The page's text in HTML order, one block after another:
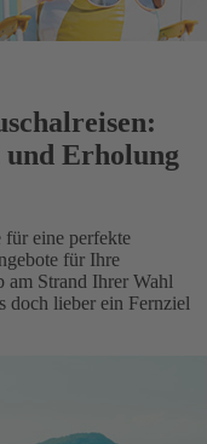
und Erholung
eine perfekte
für Ihre
am Strand Ihrer Wahl
doch lieber ein Fernziel